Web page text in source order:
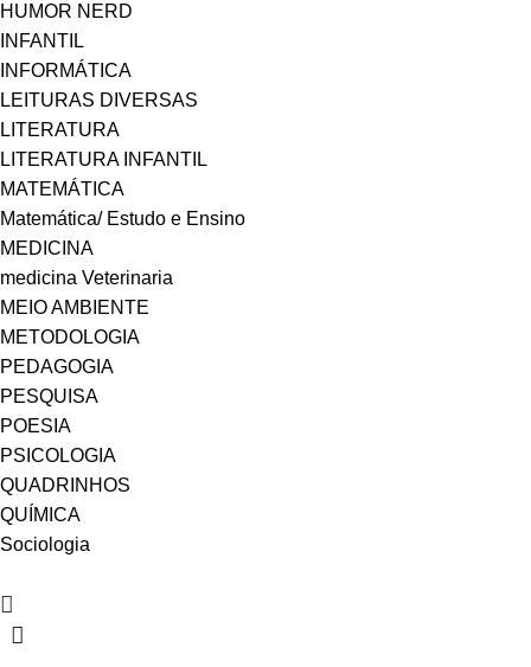
HUMOR NERD
INFANTIL
INFORMÁTICA
LEITURAS DIVERSAS
LITERATURA
LITERATURA INFANTIL
MATEMÁTICA
Matemática/ Estudo e Ensino
MEDICINA
medicina Veterinaria
MEIO AMBIENTE
METODOLOGIA
PEDAGOGIA
PESQUISA
POESIA
PSICOLOGIA
QUADRINHOS
QUÍMICA
Sociologia